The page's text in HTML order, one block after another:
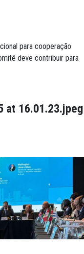
para cooperação
deve contribuir para
at 16.01.23.jpeg